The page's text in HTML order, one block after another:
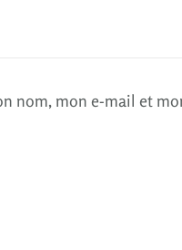
nom, mon e-mail et